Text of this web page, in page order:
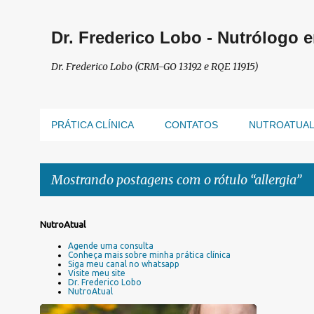
Dr. Frederico Lobo - Nutrólogo
Dr. Frederico Lobo (CRM-GO 13192 e RQE 11915)
PRÁTICA CLÍNICA CONTATOS NUTROATUAL
Mostrando postagens com o rótulo allergia
P
NutroAtual
Agende uma consulta
Conheça mais sobre minha prática clínica
Siga meu canal no whatsapp
Visite meu site
Dr. Frederico Lobo
NutroAtual